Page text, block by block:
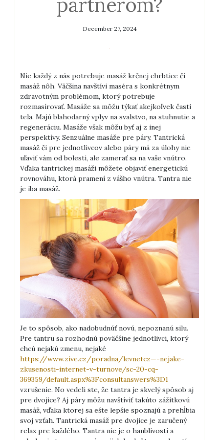
December 27, 2024
Nie každý z nás potrebuje masáž krčnej chrbtice či
masáž nôh. Väčšina navštívi maséra s konkrétnym
zdravotným problémom, ktorý potrebuje
rozmasírovať. Masáže sa môžu týkať akejkoľvek časti
tela. Majú blahodarný vplyv na svalstvo, na stuhnutie a
regeneráciu. Masáže však môžu byť aj z inej
perspektívy. Senzuálne masáže pre páry. Tantrická
masáž či pre jednotlivcov alebo páry má za úlohy nie
uľaviť vám od bolesti, ale zamerať sa na vaše vnútro.
Vďaka tantrickej masáži môžete objaviť energetickú
rovnováhu, ktorá pramení z vášho vnútra. Tantra nie
je iba masáž.
Je to spôsob, ako nadobudnúť novú, nepoznanú silu.
Pre tantru sa rozhodnú poväčšine jednotlivci, ktorý
chcú nejakú zmenu, nejaké
https://www.zive.cz/poradna/levnetcz—-nejake-
zkusenosti-internet-v-turnove/sc-20-cq-
369359/default.aspx%3Fconsultanswers%3D1
vzrušenie. No vedeli ste, že tantra je skvelý spôsob aj
pre dvojice? Aj páry môžu navštíviť takúto zážitkovú
masáž, vďaka ktorej sa ešte lepšie spoznajú a prehĺbia
svoj vzťah. Tantrická masáž pre dvojice je zaručený
relax pre každého. Tantra nie je o hanblivosti a